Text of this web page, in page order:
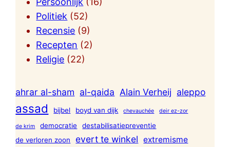
Politiek (52)
Recensie (9)
Recepten (2)
Religie (22)
ahrar al-sham al-qaida Alain Verheij aleppo
assad bijbel boyd van dijk chevauchée deir ez-zor
de krim democratie
destabilisatiepreventie
de verloren zoon
evert te winkel extremisme